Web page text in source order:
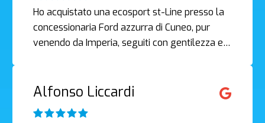
Ho acquistato una ecosport st-Line presso la
concessionaria Ford azzurra di Cuneo, pur
venendo da Imperia, seguiti con gentilezza e…
Alfonso Liccardi